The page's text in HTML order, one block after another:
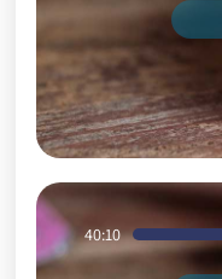
40:10